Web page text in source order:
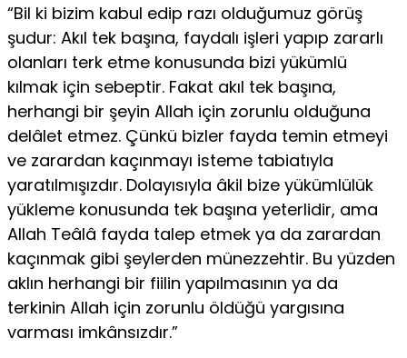
“Bil ki bizim kabul edip razı olduğumuz görüş
şudur: Akıl tek başına, faydalı iş­leri yapıp zararlı
olanları terk etme konusunda bizi yükümlü
kılmak için sebep­tir. Fakat akıl tek başına,
herhangi bir şeyin Allah için zorunlu olduğuna
delâlet etmez. Çünkü bizler fayda temin etmeyi
ve zarardan kaçınmayı isteme tabia­tıyla
yaratılmışızdır. Dolayısıyla âkil bize yükümlülük
yükleme konusunda tek başına yeterlidir, ama
Allah Teâlâ fayda talep etmek ya da zarardan
kaçınmak gibi şeylerden münezzehtir. Bu yüzden
aklın herhangi bir fiilin yapılmasının ya da
terkinin Allah için zorunlu öldüğü yargısına
varması imkânsızdır.”